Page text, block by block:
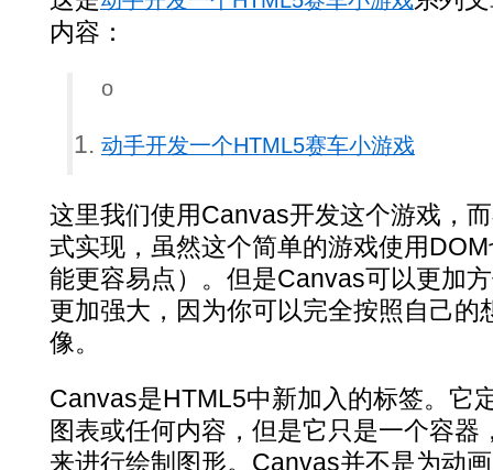
内容：
o
动手开发一个HTML5赛车小游戏
这里我们使用Canvas开发这个游戏，
式实现，虽然这个简单的游戏使用
能更容易点）。但是Canvas可以更加
更加强大，因为你可以完全按照自己的
像。
Canvas是HTML5中新加入的标签。它
图表或任何内容，但是它只是一个容
来进行绘制图形。Canvas并不是为动